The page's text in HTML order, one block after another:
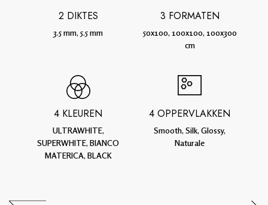
2 DIKTES
3.5 mm, 5.5 mm
3 FORMATEN
50x100, 100x100, 100x300
cm
4 KLEUREN
ULTRAWHITE,
SUPERWHITE, BIANCO
MATERICA, BLACK
4 OPPERVLAKKEN
Smooth, Silk, Glossy,
Naturale